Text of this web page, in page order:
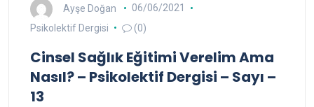
Ayşe Doğan
06/06/2021
Psikolektif Dergisi
(0)
Cinsel Sağlık Eğitimi Verelim Ama
Nasıl? – Psikolektif Dergisi – Sayı –
13